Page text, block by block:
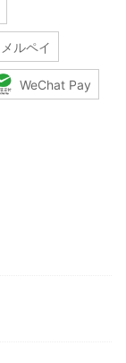
メルペイ
WeChat Pay